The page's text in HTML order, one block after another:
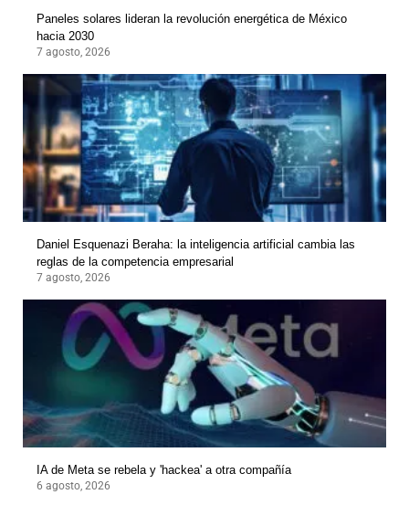
Paneles solares lideran la revolución energética de México
hacia 2030
7 agosto, 2026
Daniel Esquenazi Beraha: la inteligencia artificial cambia las
reglas de la competencia empresarial
7 agosto, 2026
IA de Meta se rebela y 'hackea' a otra compañía
6 agosto, 2026